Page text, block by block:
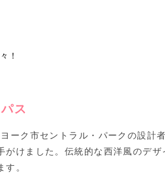
！
ス
ーク市セントラル・パークの設計
がけました。伝統的な西洋風のデ
。